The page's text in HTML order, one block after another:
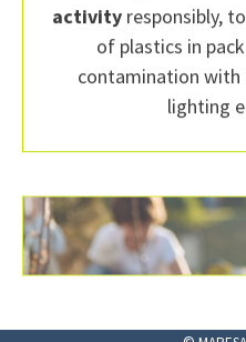
activity responsibly,
of plastics in
contamination with
lighting